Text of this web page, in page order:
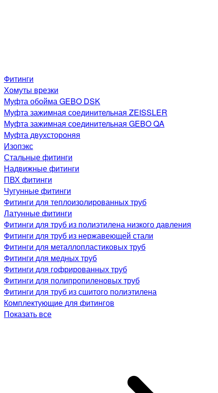
Фитинги
Хомуты врезки
Муфта обойма GEBO DSK
Муфта зажимная соединительная ZEISSLER
Муфта зажимная соединительная GEBO QA
Муфта двухстороняя
Изопэкс
Стальные фитинги
Надвижные фитинги
ПВХ фитинги
Чугунные фитинги
Фитинги для теплоизолированных труб
Латунные фитинги
Фитинги для труб из полиэтилена низкого давления
Фитинги для труб из нержавеющей стали
Фитинги для металлопластиковых труб
Фитинги для медных труб
Фитинги для гофрированных труб
Фитинги для полипропиленовых труб
Фитинги для труб из сшитого полиэтилена
Комплектующие для фитингов
Показать все